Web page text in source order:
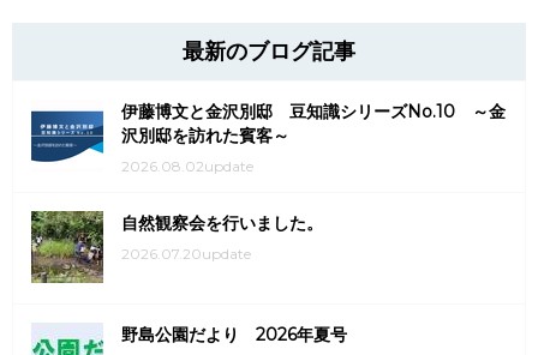
最新のブログ記事
伊藤博文と金沢別邸 豆知識シリーズNo.10 ～金
沢別邸を訪れた賓客～
2026.08.02update
自然観察会を行いました。
2026.07.20update
野島公園だより 2026年夏号